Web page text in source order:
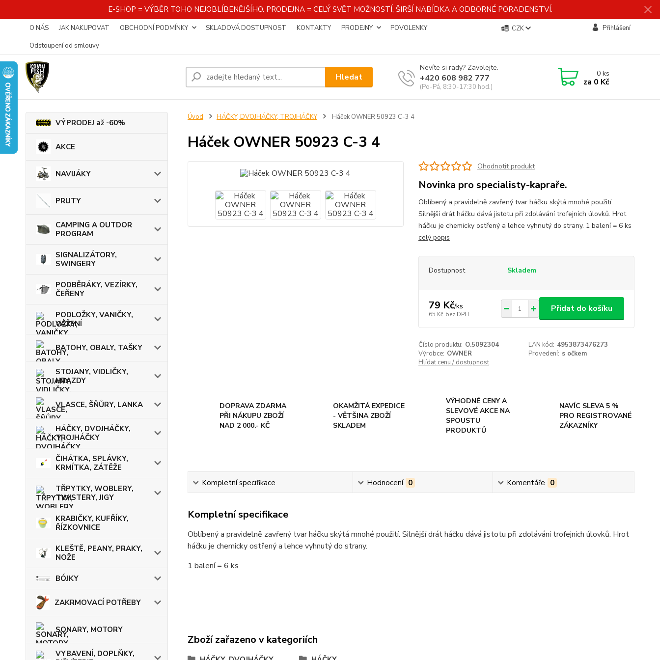
E-SHOP = VÝBĚR TOHO NEJOBLÍBENĚJŠÍHO. PRODEJNA = CELÝ SVĚT MOŽNOSTÍ, ŠIRŠÍ NABÍDKA A ODBORNÉ PORADENSTVÍ.
O NÁS JAK NAKUPOVAT OBCHODNÍ PODMÍNKY SKLADOVÁ DOSTUPNOST KONTAKTY PRODEJNY
POVOLENKY
Odstoupení od smlouvy
CZK Přihlášení
Hledat
Nevíte si rady? Zavolejte.
+420 608 982 777
(Po-Pá, 8:30-17:30 hod.)
0ks
za 0 Kč
VÝPRODEJ až -60%
AKCE
NAVIJÁKY
PRUTY
CAMPING A OUTDOR
PROGRAM
SIGNALIZÁTORY,
SWINGERY
PODBĚRÁKY, VEZÍRKY,
ČEŘENY
PODLOŽKY, VANIČKY,
VÁŽENÍ
BATOHY, OBALY, TAŠKY
STOJANY, VIDLIČKY,
HRAZDY
VLASCE, ŠŇŮRY, LANKA
HÁČKY, DVOJHÁČKY,
TROJHÁČKY
ČIHÁTKA, SPLÁVKY,
KRMÍTKA, ZÁTĚŽE
TŘPYTKY, WOBLERY,
TWISTERY, JIGY
KRABIČKY, KUFŘÍKY,
ŘÍZKOVNICE
KLEŠTĚ, PEANY, PRAKY,
NOŽE
BÓJKY
ZAKRMOVACÍ POTŘEBY
SONARY, MOTORY
VYBAVENÍ, DOPLŇKY,
Úvod HÁČKY, DVOJHÁČKY, TROJHÁČKY Háček OWNER 50923 C-3 4
Háček OWNER 50923 C-3 4
Ohodnotit produkt
Novinka pro specialisty-kapraře.
Oblíbený a pravidelně zavřený tvar háčku skýtá mnohé použití.
Silnější drát háčku dává jistotu při zdolávání trofejních úlovků. Hrot
háčku je chemicky ostřený a lehce vyhnutý do strany. 1 balení = 6 ks
celý popis
Dostupnost Skladem
79 Kč/ks
65 Kč bez DPH
Přidat do košíku
Číslo produktu: O.5092304 EAN kód: 4953873476273
Výrobce: OWNER Provedení: s očkem
Hlídat cenu / dostupnost
DOPRAVA ZDARMA
PŘI NÁKUPU ZBOŽÍ
NAD 2 000.- KČ
OKAMŽITÁ EXPEDICE
- VĚTŠINA ZBOŽÍ
SKLADEM
VÝHODNÉ CENY A
SLEVOVÉ AKCE NA
SPOUSTU
PRODUKTŮ
NAVÍC SLEVA 5 %
PRO REGISTROVANÉ
ZÁKAZNÍKY
Kompletní specifikace Hodnocení 0 Komentáře 0
Kompletní specifikace
Oblíbený a pravidelně zavřený tvar háčku skýtá mnohé použití. Silnější drát háčku dává jistotu při zdolávání trofejních úlovků. Hrot
háčku je chemicky ostřený a lehce vyhnutý do strany.
1 balení = 6 ks
Zboží zařazeno v kategoriích